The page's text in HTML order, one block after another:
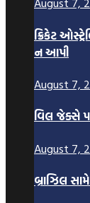
ક્રિકેટ
ન આપી
August 7,
વિલ જેક્સે
August 7,
બ્રાઝિલ